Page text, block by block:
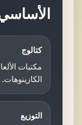
كتالوج
مكتبات
الكازينوهات.
التوزيع